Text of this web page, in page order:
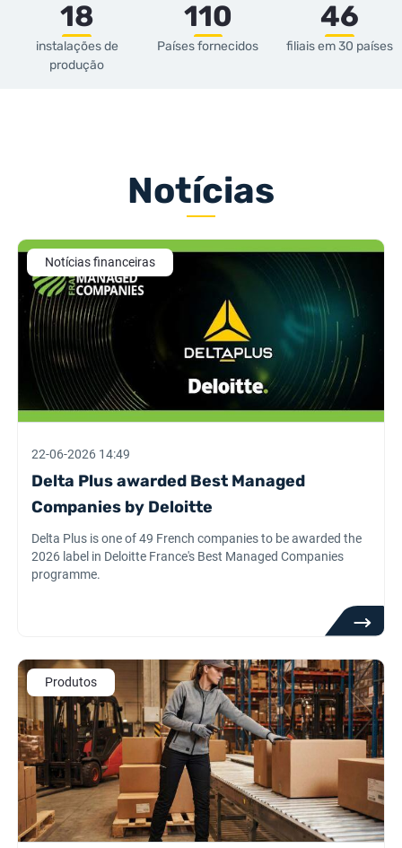
18
instalações de
produção
110
Países fornecidos
46
filiais em 30 países
Notícias
Notícias financeiras
22-06-2026 14:49
Delta Plus awarded Best Managed
Companies by Deloitte
Delta Plus is one of 49 French companies to be awarded the
2026 label in Deloitte France's Best Managed Companies
programme.
Produtos